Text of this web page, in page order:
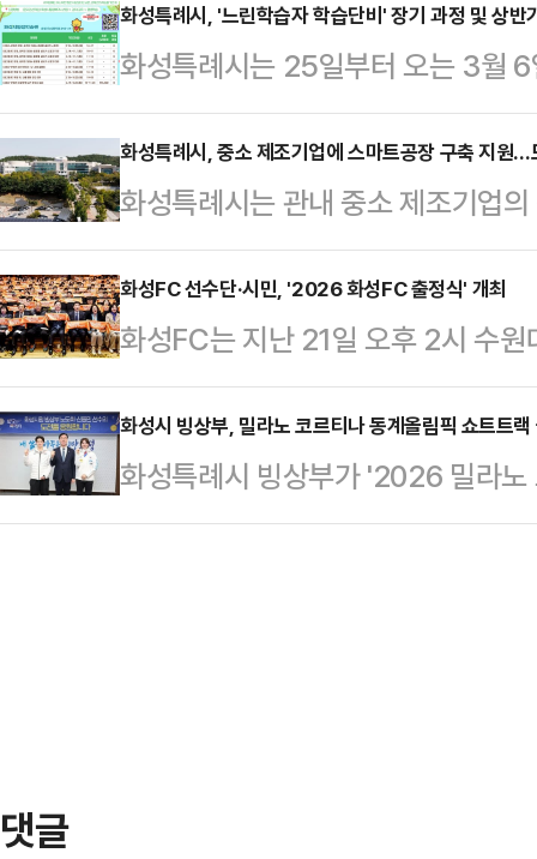
(MOU)을 체결했다고 밝혔다.이번
·관광 정책의 체계적 고도화를 추
성을 갖춘 민간 전문기관과 협력해
할 계획이다.협약에 따라 화성특례
화강국네트워크와 문화예술 및 관
자문, 콘텐츠 개발 등 다양한 분야
화성특례시, '느린학습자 학습단비' 장기 과정 및 상반
화성특례시는 25일부터 오는 3월
및 상반기 수강생을 모집한다고 밝
학생인 학령기 느린학습자(경계선
대하고, 학습 격차 완화를 지원하기
이다.올해는 지속적인 학습 참여와
기 과정을 신설했다. 모집 강좌는 △
△심리 미술·컴퓨터·요리 등 상반
좌의 운영 일…
화성특례시, 중소 제조기업에 스마트공장 구축 지원…
화성특례시는 관내 중소 제조기업
경기도와 함께 스마트공장 구축을
산데이터 수집이 가능한 자동화 설
등) 도입을 위한 기초단계 지원으
70% 이내)을 지원한다. 선정 기업
단'의 컨설팅을 통해 도입 초기 단
밀착 지원을 받는다.시는 전국에서
조혁신 가속화를…
화성FC 선수단·시민, '2026 화성FC 출정식' 개최
화성FC는 지난 21일 오후 2시 수
성FC 출정식'을 성황리에 개최했
시민이 함께 새 시즌을 준비하는 화
명근 화성특례시장(화성FC 구단주
원, 박종선 화성시체육회장 등 주
화성시 빙상부, 밀라노 코르티나 동계올림픽 쇼트트랙
화성특례시 빙상부가 '2026 밀라
은메달 1개를 획득하며 대한민국
댓글